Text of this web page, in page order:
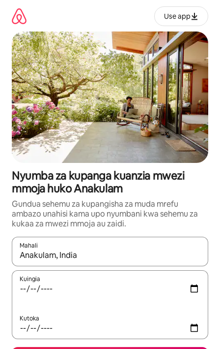
kwenda
kwenye
maudhui
Use app
Nyumba za kupanga kuanzia mwezi
mmoja huko Anakulam
Gundua sehemu za kupangisha za muda mrefu
ambazo unahisi kama upo nyumbani kwa sehemu za
kukaa za mwezi mmoja au zaidi.
Mahali
Wakati matokeo yanapatikana, vinjari kwa kutumia vitufe vya
Kuingia
Kutoka